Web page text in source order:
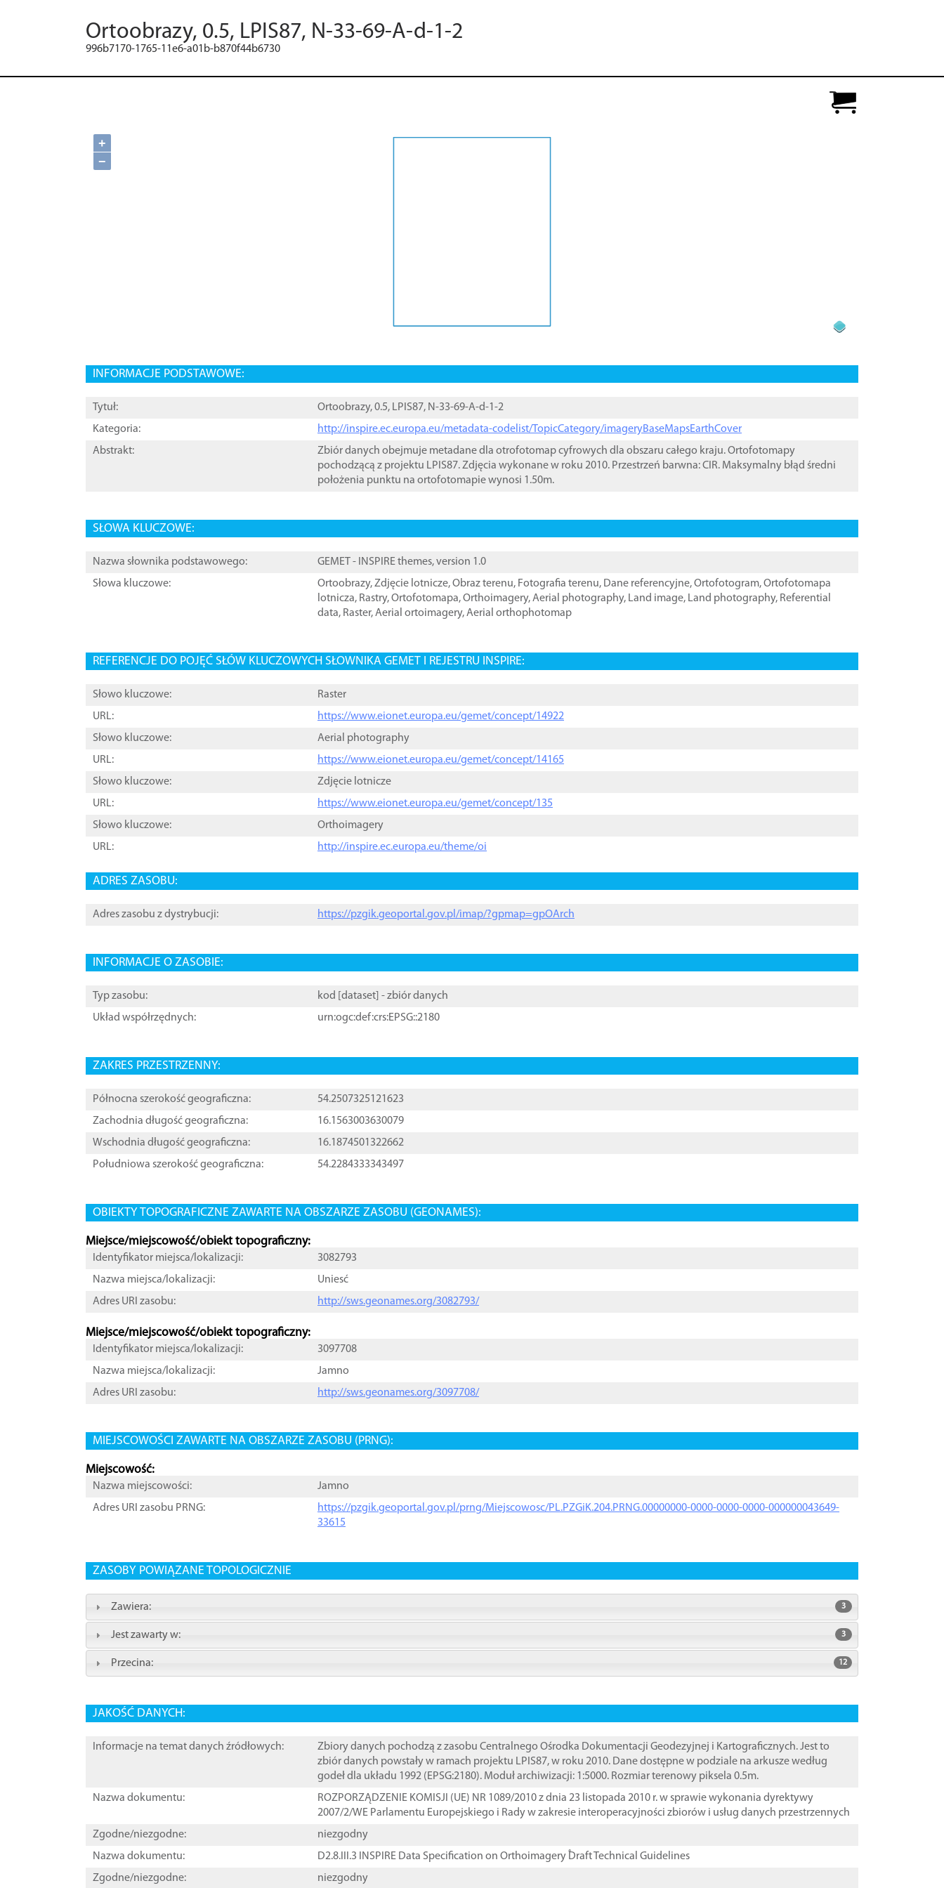
Ortoobrazy, 0.5, LPIS87, N-33-69-A-d-1-2
996b7170-1765-11e6-a01b-b870f44b6730
+
−
INFORMACJE PODSTAWOWE:
Tytuł:
Ortoobrazy, 0.5, LPIS87, N-33-69-A-d-1-2
Kategoria:
http://inspire.ec.europa.eu/metadata-codelist/TopicCategory/imageryBaseMapsEarthCover
Abstrakt:
Zbiór danych obejmuje metadane dla otrofotomap cyfrowych dla obszaru całego kraju. Ortofotomapy
pochodzącą z projektu LPIS87. Zdjęcia wykonane w roku 2010. Przestrzeń barwna: CIR. Maksymalny błąd średni
położenia punktu na ortofotomapie wynosi 1.50m.
SŁOWA KLUCZOWE:
Nazwa słownika podstawowego:
GEMET - INSPIRE themes, version 1.0
Słowa kluczowe:
Ortoobrazy,Zdjęcie lotnicze,Obraz terenu, Fotografia terenu, Dane referencyjne,Ortofotogram,Ortofotomapa
lotnicza, Rastry,Ortofotomapa,Orthoimagery,Aerial photography, Land image, Land photography, Referential
data, Raster,Aerial ortoimagery,Aerial orthophotomap
REFERENCJE DO POJĘĆ SŁÓW KLUCZOWYCH SŁOWNIKA GEMET I REJESTRU INSPIRE:
Słowo kluczowe:
Raster
URL:
https://www.eionet.europa.eu/gemet/concept/14922
Słowo kluczowe:
Aerial photography
URL:
https://www.eionet.europa.eu/gemet/concept/14165
Słowo kluczowe:
Zdjęcie lotnicze
URL:
https://www.eionet.europa.eu/gemet/concept/135
Słowo kluczowe:
Orthoimagery
URL:
http://inspire.ec.europa.eu/theme/oi
ADRES ZASOBU:
Adres zasobu z dystrybucji: https://pzgik.geoportal.gov.pl/imap/?gpmap=gpOArch
INFORMACJE O ZASOBIE:
Typ zasobu: kod [ dataset ] - zbiór danych
Układ współrzędnych:
urn:ogc:def:crs:EPSG::2180
ZAKRES PRZESTRZENNY:
Północna szerokość geograficzna:
54.2507325121623
Zachodnia długość geograficzna:
16.1563003630079
Wschodnia długość geograficzna:
16.1874501322662
Południowa szerokość geograficzna:
54.2284333343497
OBIEKTY TOPOGRAFICZNE ZAWARTE NA OBSZARZE ZASOBU (GEONAMES):
Miejsce/miejscowość/obiekt topograficzny:
Identyfikator miejsca/lokalizacji:
3082793
Nazwa miejsca/lokalizacji:
Uniesć
Adres URI zasobu:
http://sws.geonames.org/3082793/
Miejsce/miejscowość/obiekt topograficzny:
Identyfikator miejsca/lokalizacji:
3097708
Nazwa miejsca/lokalizacji:
Jamno
Adres URI zasobu:
http://sws.geonames.org/3097708/
MIEJSCOWOŚCI ZAWARTE NA OBSZARZE ZASOBU (PRNG):
Miejscowość:
Nazwa miejscowości:
Jamno
Adres URI zasobu PRNG:
https://pzgik.geoportal.gov.pl/prng/Miejscowosc/PL.PZGiK.204.PRNG.00000000-0000-0000-0000-000000043649-
33615
ZASOBY POWIĄZANE TOPOLOGICZNIE
Zawiera: 3
Jest zawarty w: 3
Przecina: 12
JAKOŚĆ DANYCH:
Informacje na temat danych źródłowych:
Zbiory danych pochodzą z zasobu Centralnego Ośrodka Dokumentacji Geodezyjnej i Kartograficznych. Jest to
zbiór danych powstały w ramach projektu LPIS87, w roku 2010. Dane dostępne w podziale na arkusze według
godeł dla układu 1992 (EPSG:2180). Moduł archiwizacji: 1:5000. Rozmiar terenowy piksela 0.5m.
Nazwa dokumentu:
ROZPORZĄDZENIE KOMISJI (UE) NR 1089/2010 z dnia 23 listopada 2010 r. w sprawie wykonania dyrektywy
2007/2/WE Parlamentu Europejskiego i Rady w zakresie interoperacyjności zbiorów i usług danych przestrzennych
Zgodne/niezgodne:
niezgodny
Nazwa dokumentu:
D2.8.III.3 INSPIRE Data Specification on Orthoimagery ֠Draft Technical Guidelines
Zgodne/niezgodne:
niezgodny